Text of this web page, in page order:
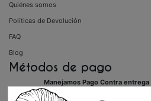
Quiénes somos
Políticas de Devolución
FAQ
Blog
Métodos de pago
Manejamos Pago Contra